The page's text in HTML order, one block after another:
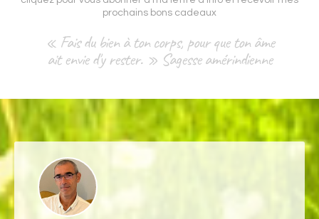
prochains bons cadeaux
« Fais du bien à ton corps, pour que ton âme
ait envie d'y rester. » Sagesse amérindienne